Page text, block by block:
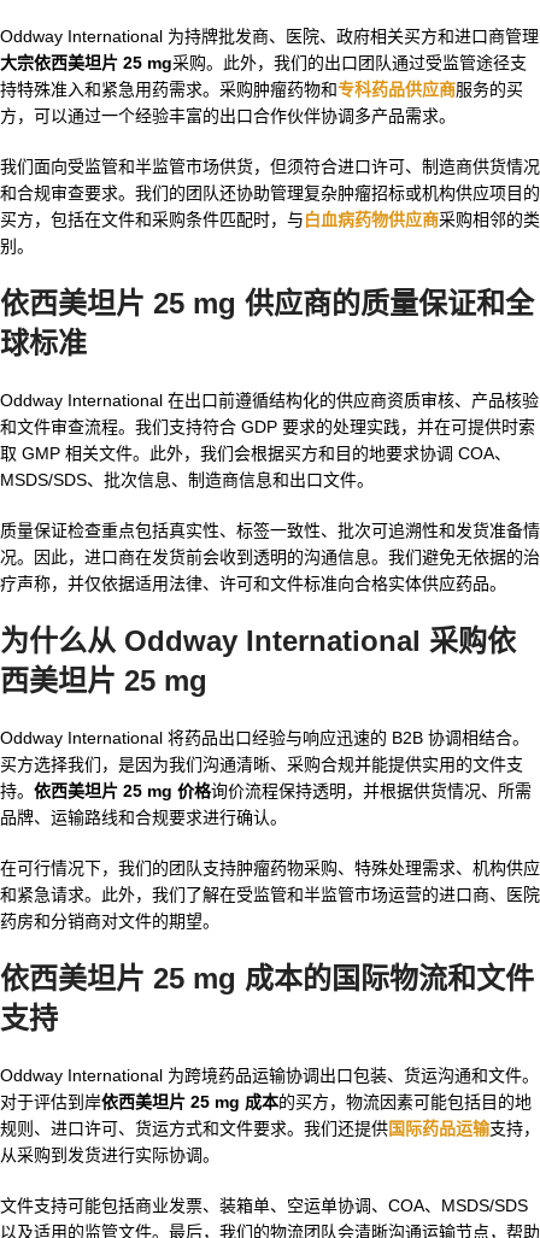
Oddway International 为持牌批发商、医院、政府相关买方和进口商管理
大宗依西美坦片 25 mg采购。此外，我们的出口团队通过受监管途径支
持特殊准入和紧急用药需求。采购肿瘤药物和专科药品供应商服务的买
方，可以通过一个经验丰富的出口合作伙伴协调多产品需求。
我们面向受监管和半监管市场供货，但须符合进口许可、制造商供货情况
和合规审查要求。我们的团队还协助管理复杂肿瘤招标或机构供应项目的
买方，包括在文件和采购条件匹配时，与白血病药物供应商采购相邻的类
别。
依西美坦片 25 mg 供应商的质量保证和全
球标准
Oddway International 在出口前遵循结构化的供应商资质审核、产品核验
和文件审查流程。我们支持符合 GDP 要求的处理实践，并在可提供时索
取 GMP 相关文件。此外，我们会根据买方和目的地要求协调 COA、
MSDS/SDS、批次信息、制造商信息和出口文件。
质量保证检查重点包括真实性、标签一致性、批次可追溯性和发货准备情
况。因此，进口商在发货前会收到透明的沟通信息。我们避免无依据的治
疗声称，并仅依据适用法律、许可和文件标准向合格实体供应药品。
为什么从 Oddway International 采购依
西美坦片 25 mg
Oddway International 将药品出口经验与响应迅速的 B2B 协调相结合。
买方选择我们，是因为我们沟通清晰、采购合规并能提供实用的文件支
持。 依西美坦片 25 mg 价格询价流程保持透明，并根据供货情况、所需
品牌、运输路线和合规要求进行确认。
在可行情况下，我们的团队支持肿瘤药物采购、特殊处理需求、机构供应
和紧急请求。此外，我们了解在受监管和半监管市场运营的进口商、医院
药房和分销商对文件的期望。
依西美坦片 25 mg 成本的国际物流和文件
支持
Oddway International 为跨境药品运输协调出口包装、货运沟通和文件。
对于评估到岸依西美坦片 25 mg 成本的买方，物流因素可能包括目的地
规则、进口许可、货运方式和文件要求。我们还提供国际药品运输支持，
从采购到发货进行实际协调。
文件支持可能包括商业发票、装箱单、空运单协调、COA、MSDS/SDS
以及适用的监管文件。最后，我们的物流团队会清晰沟通运输节点，帮助